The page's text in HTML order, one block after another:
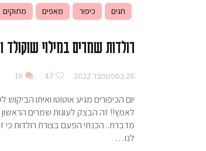
חגים כיפור מאפים מתוקים
רולדות שמרים במילוי שוקולד
28 בספטמבר 2022 47
16
יום הכיפורים מגיע אוטוטו ואיתו
לאמץ!! זה הבצק לעוגות שמרים
מדברת.. הכנתי הפעם בצורת רולדות
לנו…